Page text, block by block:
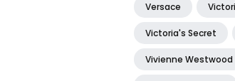
Versace
Victoria's Secret
Vivienne Westwood